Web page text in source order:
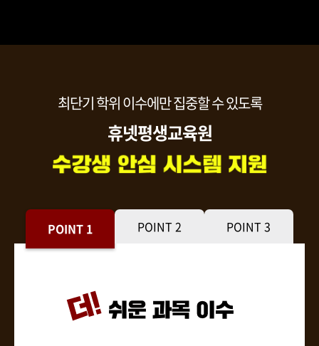
최단기 학위 이수에만 집중할 수 있도록
휴넷평생교육원
POINT 1 POINT 2 POINT 3